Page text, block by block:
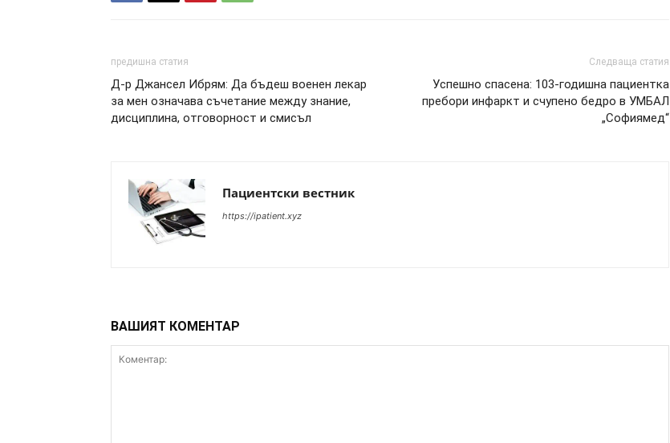
предишна статия
Д-р Джансел Ибрям: Да бъдеш военен лекар
за мен означава съчетание между знание,
дисциплина, отговорност и смисъл
Следваща статия
Успешно спасена: 103-годишна пациентка
пребори инфаркт и счупено бедро в УМБАЛ
„Софиямед“
Пациентски вестник
https://ipatient.xyz
ВАШИЯТ КОМЕНТАР